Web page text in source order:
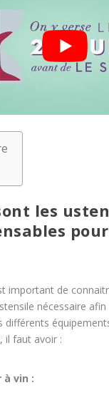
les
important de
nécessaire
différents
il faut avoir :
à vin :